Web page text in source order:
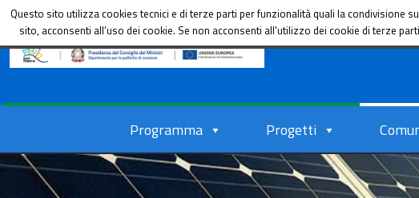
Dipartimento per le Politiche di coesione
Programma Progetti
Questo sito utilizza cookies tecnici e di terze parti per funzionalità quali la condivisione
sito, acconsenti all’uso dei cookie. Se non acconsenti all'utilizzo dei cookie di terze